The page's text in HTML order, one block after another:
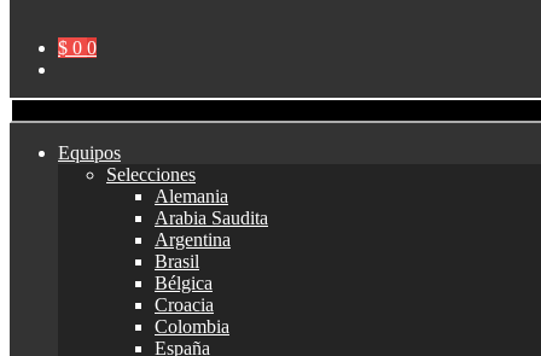
$ 0 0
Equipos
Selecciones
Alemania
Arabia Saudita
Argentina
Brasil
Bélgica
Croacia
Colombia
España